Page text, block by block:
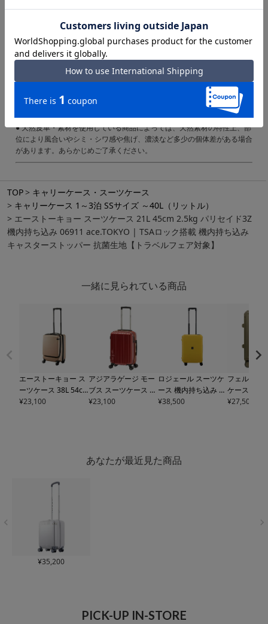
TOP
キャリーケース・スーツケース
キャリーケース 1～3泊 SSサイズ ～40L（リットル）
エーストーキョー スーツケース 21L 45cm 2.5kg パリセイド3Z
機内持ち込み 06911 ace.TOKYO | TSAロック搭載 機内持ち込み
キャスターストッパー 抗菌生地【トラベルフェア対象】
ックです。鍵穴は、TS職員が緊急の際に解錠して検査を行うためのもの
であり、差し込み式のキーは付属しておりません。
ご注意ください｜
● 商品の画像は、できるだけ商品に近いカラーにて掲載をしております。
お客様のモニターの発色または設定により、実際の色味と異なる場合もあ
ります。あらかじめご了承ください。
● メーカーサイズ、もしくは実際に測った寸法となります。商品の素材等
の個体差により、若干サイズのばらつきがあります。サイズはあくまでも
目安としてお考えください。
● 天然皮革・素材を使用している商品によっては、天然素材の特性上、部
位により風合いやシミ・シワ感や焦げ、濃淡など多少の個体差がある場合
があります。あらかじめご了承ください。
一緒に見られている商品
エーストーキョー ス
ーツケース 38L 54c
m 3.2kg コーナース
フェア対象】
¥23,100
アジアラゲージ モー
ブス スーツケース 機
内持ち込み 38L 47c
ケース 拡張 TSAロッ
¥23,100
ロジェール スーツケ
ース 機内持ち込み 37
L 48.5cm Voja
¥38,500
フェルマー
ケース 機内
33L
¥27,500
あなたが最近見た商品
¥35,200
PICK-UP IN-STORE